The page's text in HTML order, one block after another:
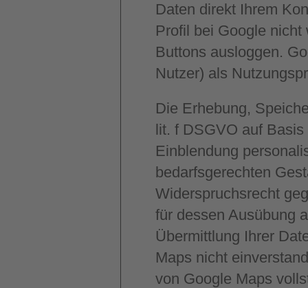
Daten direkt Ihrem
Profil bei Google
Buttons ausloggen.
Nutzer) als
Die Erhebung,
lit. f DSGVO auf
Einblendung
bedarfsgerechten
Widerspruchsrecht
für dessen Ausübung
Übermittlung Ihrer
Maps nicht
von Google Maps